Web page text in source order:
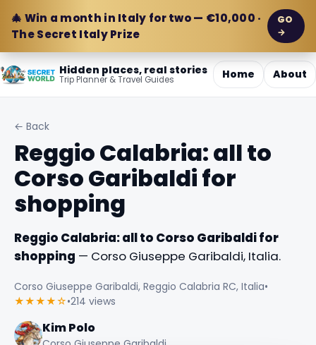
🎄 Win a month in Italy for two — €10,000 ·
The Secret Italy Prize
GO
→
Hidden places, real stories
Trip Planner & Travel Guides Home About
← Back
Reggio Calabria: all to
Corso Garibaldi for
shopping
Reggio Calabria: all to Corso Garibaldi for
shopping — Corso Giuseppe Garibaldi, Italia.
Corso Giuseppe Garibaldi, Reggio Calabria RC, Italia•
★★★★☆•214 views
Kim Polo